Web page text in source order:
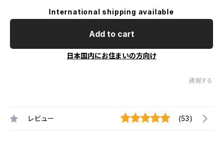
International shipping available
Add to cart
日本国内にお住まいの方向け
通報する
レビュー (53)